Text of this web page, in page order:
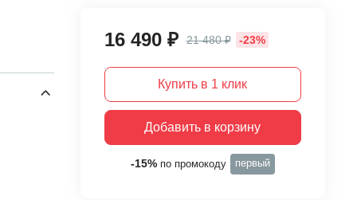
16 490 ₽ 21 480 ₽ -23%
Купить в 1 клик
Добавить в корзину
-15%по промокоду первый